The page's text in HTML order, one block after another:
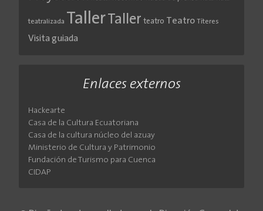
teatralizada Taller Taller teatro Teatro Títeres
Visita guiada
Enlaces externos
Hackearte
Casa de la Cultura Ecuatoriana
Casa de la cultura núcleo del azuay
Ministerio de Cultura y Patrimonio
Fundación de Turismo para Cuenca
CIDAP